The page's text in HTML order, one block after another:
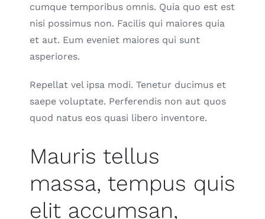
cumque temporibus omnis. Quia quo est est
nisi possimus non. Facilis qui maiores quia
et aut. Eum eveniet maiores qui sunt
asperiores.
Repellat vel ipsa modi. Tenetur ducimus et
saepe voluptate. Perferendis non aut quos
quod natus eos quasi libero inventore.
Mauris tellus
massa, tempus quis
elit accumsan,